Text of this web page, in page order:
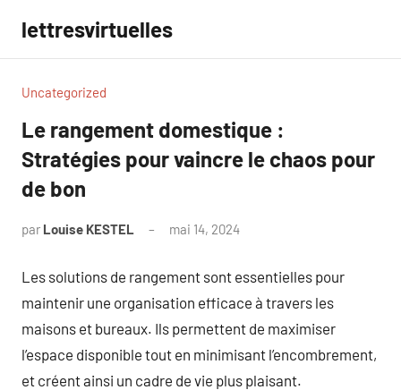
contenu
lettresvirtuelles
Uncategorized
Le rangement domestique :
Stratégies pour vaincre le chaos pour
de bon
par Louise KESTEL mai 14, 2024
Les solutions de rangement sont essentielles pour
maintenir une organisation efficace à travers les
maisons et bureaux. Ils permettent de maximiser
l’espace disponible tout en minimisant l’encombrement,
et créent ainsi un cadre de vie plus plaisant.